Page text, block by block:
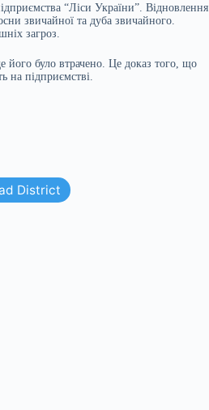
“Ліси України”. Відновлення
звичайної та дуба звичайного.
загроз.
його було втрачено. Це доказ того, що
на підприємстві.
District